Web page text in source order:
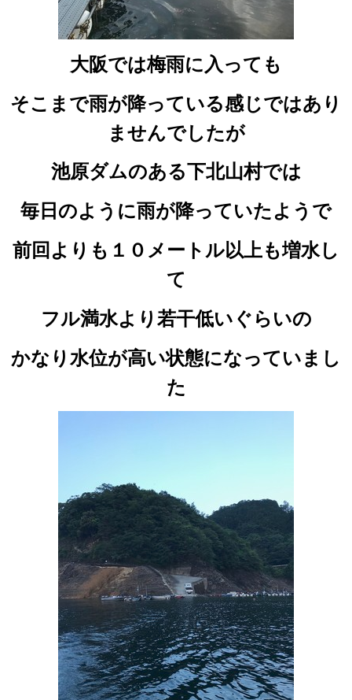
大阪では梅雨に入っても
そこまで雨が降っている感じではあり
ませんでしたが
池原ダムのある下北山村では
毎日のように雨が降っていたようで
前回よりも１０メートル以上も増水し
て
フル満水より若干低いぐらいの
かなり水位が高い状態になっていまし
た